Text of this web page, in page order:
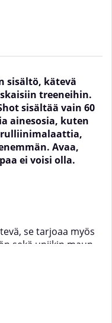
sisältö, kätevä
treeneihin.
sisältää vain 60
ainesosia, kuten
Avaa,
ei voisi olla.
se tarjoaa myös
sekä uniikin maun.
PWO:sta. Se
pulloa, juoda
Savage PWO